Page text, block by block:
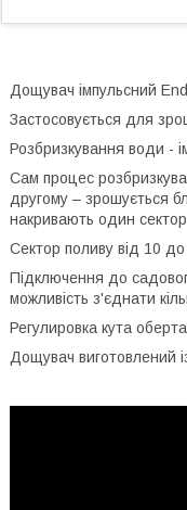
Дощувач імпульсний
Застосовується для
Розбризкування води -
Сам процес
другому – зрошується
накривають один сектор
Сектор поливу від 10 до
Підключення до
можливість з'єднати
Регулировка кута
Дощувач виготовлений